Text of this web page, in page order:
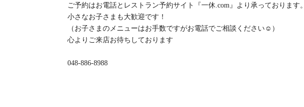
ご予約はお電話とレストラン予約サイト『一休.com』より承っております。
小さなお子さまも大歓迎です！
（お子さまのメニューはお手数ですがお電話でご相談ください☺️）
心よりご来店お待ちしております
048-886-8988